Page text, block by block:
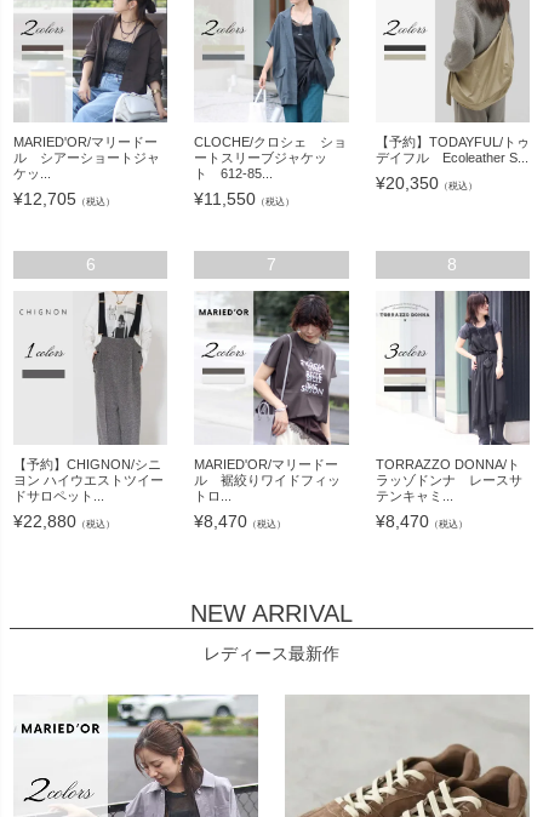
MARIED'OR/マリードー
ル シアーショートジャ
ケッ...
¥12,705 （税込）
CLOCHE/クロシェ ショ
ートスリーブジャケッ
ト 612-85...
¥11,550 （税込）
【予約】TODAYFUL/トゥ
デイフル Ecoleather S...
¥20,350（税込）
6
【予約】CHIGNON/シニ
ヨン ハイウエストツイー
ドサロペット...
¥22,880 （税込）
7
MARIED'OR/マリードー
ル 裾絞りワイドフィッ
トロ...
¥8,470 （税込）
8
TORRAZZO DONNA/ト
ラッゾドンナ レースサ
テンキャミ...
¥8,470（税込）
NEW ARRIVAL
レディース最新作